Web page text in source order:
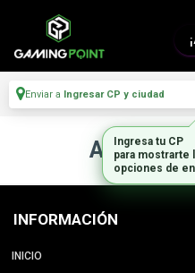
Enviar a Ingresar CP y ciudad
Artículo
INFORMACIÓN
INICIO
Ingresa tu CP
para mostrarte
opciones de